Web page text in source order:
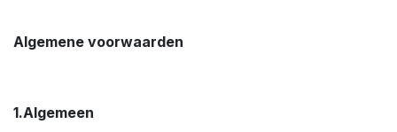
Algemene voorwaarden
1.Algemeen